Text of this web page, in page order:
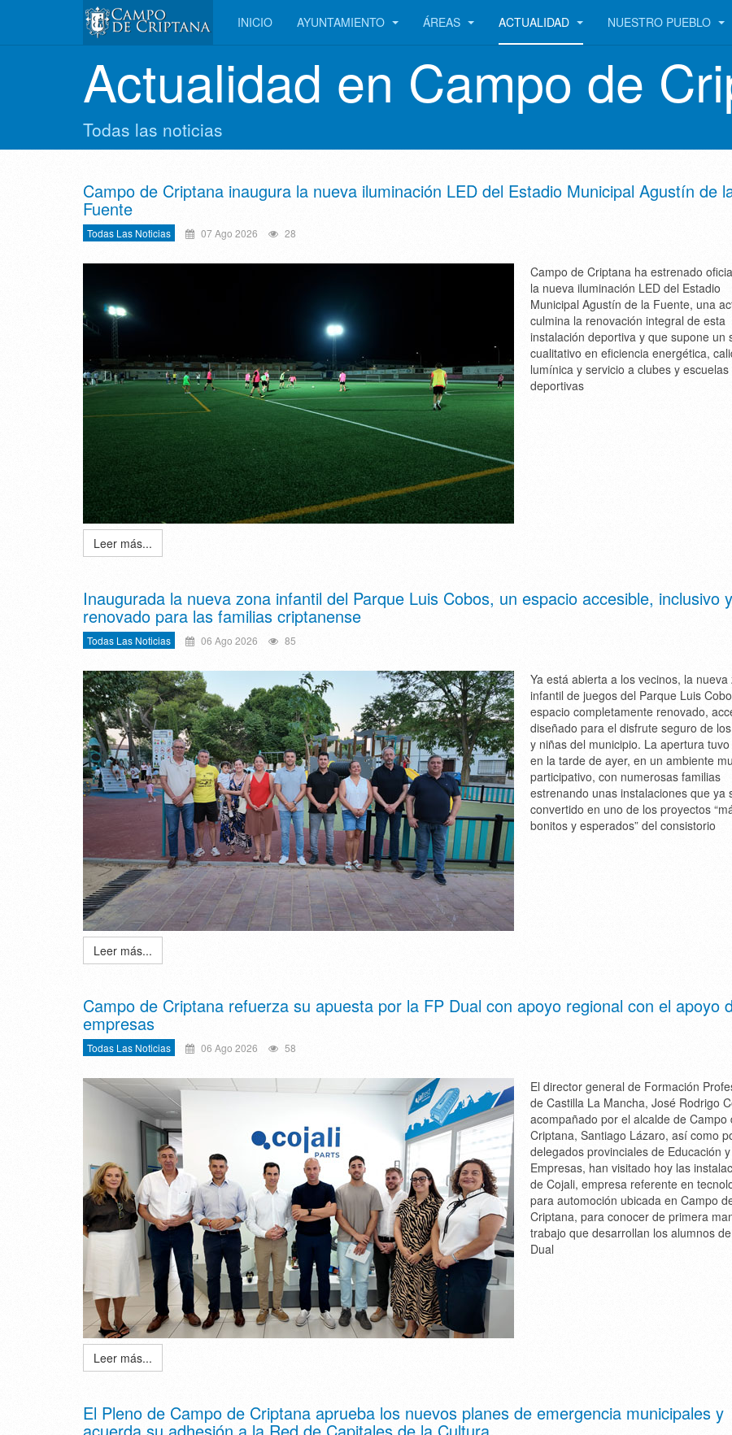
INICIO AYUNTAMIENTO ÁREAS ACTUALIDAD NUESTRO PUEBLO
Actualidad en Campo de
Todas las noticias
Campo de Criptana inaugura la nueva iluminación LED del Estadio Municipal Agustín de
Fuente
Todas Las Noticias 07 Ago 2026 28
Campo de Criptana ha estrenado
la nueva iluminación LED del Estadio
Municipal Agustín de la Fuente, una
culmina la renovación integral de esta
instalación deportiva y que supone un
cualitativo en eficiencia energética,
lumínica y servicio a clubes y escuelas
deportivas
Leer más...
Inaugurada la nueva zona infantil del Parque Luis Cobos, un espacio accesible, inclusivo y
renovado para las familias criptanense
Todas Las Noticias 06 Ago 2026 85
Ya está abierta a los vecinos, la nueva
infantil de juegos del Parque Luis
espacio completamente renovado,
diseñado para el disfrute seguro de
y niñas del municipio. La apertura
en la tarde de ayer, en un ambiente
participativo, con numerosas familias
estrenando unas instalaciones que ya
convertido en uno de los proyectos
bonitos y esperados” del consistorio
Leer más...
Campo de Criptana refuerza su apuesta por la FP Dual con apoyo regional con el apoyo
empresas
Todas Las Noticias 06 Ago 2026 58
El director general de Formación
de Castilla La Mancha, José Rodrigo
acompañado por el alcalde de Campo
Criptana, Santiago Lázaro, así como
delegados provinciales de Educación
Empresas, han visitado hoy las
de Cojali, empresa referente en
para automoción ubicada en Campo
Criptana, para conocer de primera
trabajo que desarrollan los alumnos
Dual
Leer más...
El Pleno de Campo de Criptana aprueba los nuevos planes de emergencia municipales y